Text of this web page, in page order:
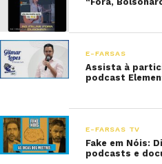
E-FARSAS
Assista à
podcast
E-FARSAS TV
Fake em Nóis:
podcasts e